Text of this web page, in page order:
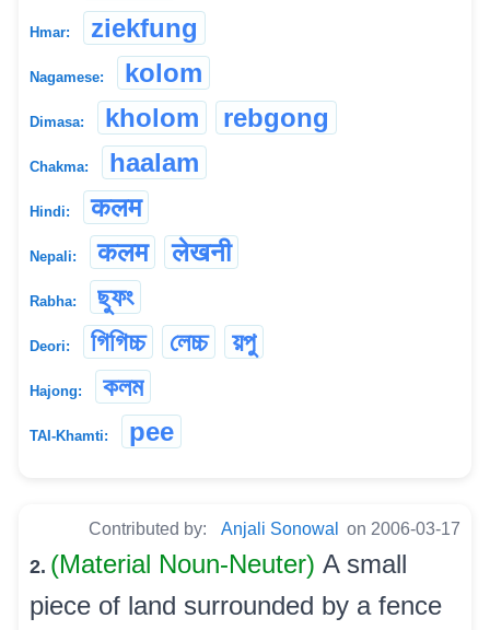
Hmar: ziekfung
Nagamese: kolom
Dimasa: kholom rebgong
Chakma: haalam
Hindi: कलम
Nepali: कलम लेखनी
Rabha: ছুফং
Deori: গিগিচ্চ লেচ্চ য়পু
Hajong: কলম
TAI-Khamti: pee
Contributed by: Anjali Sonowal on 2006-03-17
2. (Material Noun-Neuter) A small
piece of land surrounded by a fence